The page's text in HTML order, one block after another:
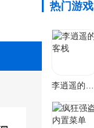
热门游戏